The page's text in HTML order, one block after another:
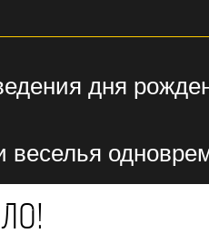
дня
веселья